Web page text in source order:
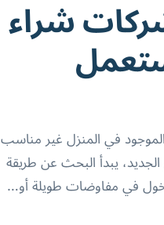
شراء
في المنزل غير مناسب
يبدأ البحث عن طريقة
في مفاوضات طويلة أو…